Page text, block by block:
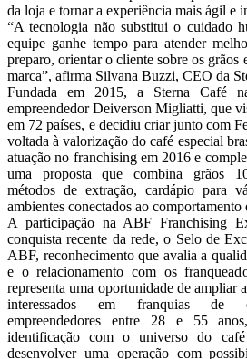
da loja e tornar a experiência mais ágil e
“A tecnologia não substitui o cuidado
equipe ganhe tempo para atender
preparo, orientar o cliente sobre os grãos
marca”, afirma Silvana Buzzi, CEO da
Fundada em 2015, a Sterna Café
empreendedor Deiverson Migliatti, que
em 72 países, e decidiu criar junto com
voltada à valorização do café especial
atuação no franchising em 2016 e
uma proposta que combina grãos
métodos de extração, cardápio para
ambientes conectados ao comportamento
A participação na ABF Franchising
conquista recente da rede, o Selo de
ABF, reconhecimento que avalia a
e o relacionamento com os
representa uma oportunidade de ampliar
interessados em franquias de
empreendedores entre 28 e 55
identificação com o universo do
desenvolver uma operação com